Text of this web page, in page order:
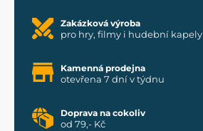
Zakázková výroba
pro hry, filmy i hudební kapely
Kamenná prodejna
otevřena 7 dní v týdnu
Doprava na cokoliv
od 79,- Kč